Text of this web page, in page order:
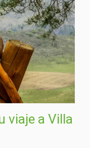
viaje a Villa